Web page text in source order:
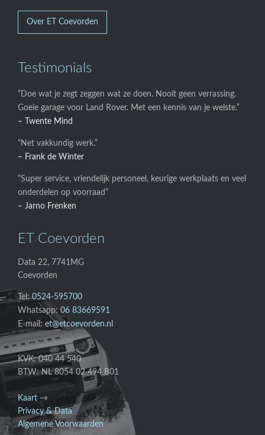
Over ET Coevorden
Testimonials
“Doe wat je zegt zeggen wat ze doen. Nooit geen verrassing.
Goeie garage voor Land Rover. Met een kennis van je welste.”
– Twente Mind
“Net vakkundig werk.”
– Frank de Winter
“Super service, vriendelijk personeel, keurige werkplaats en veel
onderdelen op voorraad”
– Jarno Frenken
ET Coevorden
Data 22, 7741MG
Coevorden
Tel:0524-595700
Whatsapp: 06 83669591
E-mail: et@etcoevorden.nl
KVK: 040 44 540
BTW: NL 8054 02 494 B01
Kaart →
Privacy & Data
Algemene Voorwaarden